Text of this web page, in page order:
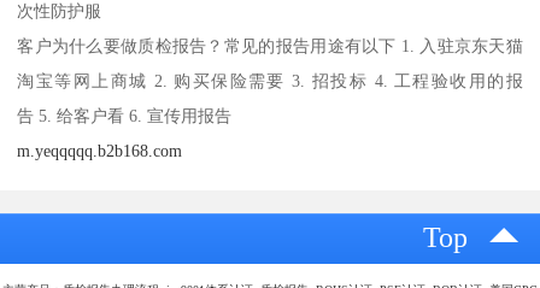
次性防护服
客户为什么要做质检报告？常见的报告用途有以下 1. 入驻京东天猫
淘宝等网上商城 2. 购买保险需要 3. 招投标 4. 工程验收用的报
告 5. 给客户看 6. 宣传用报告
m.yeqqqqq.b2b168.com
Top